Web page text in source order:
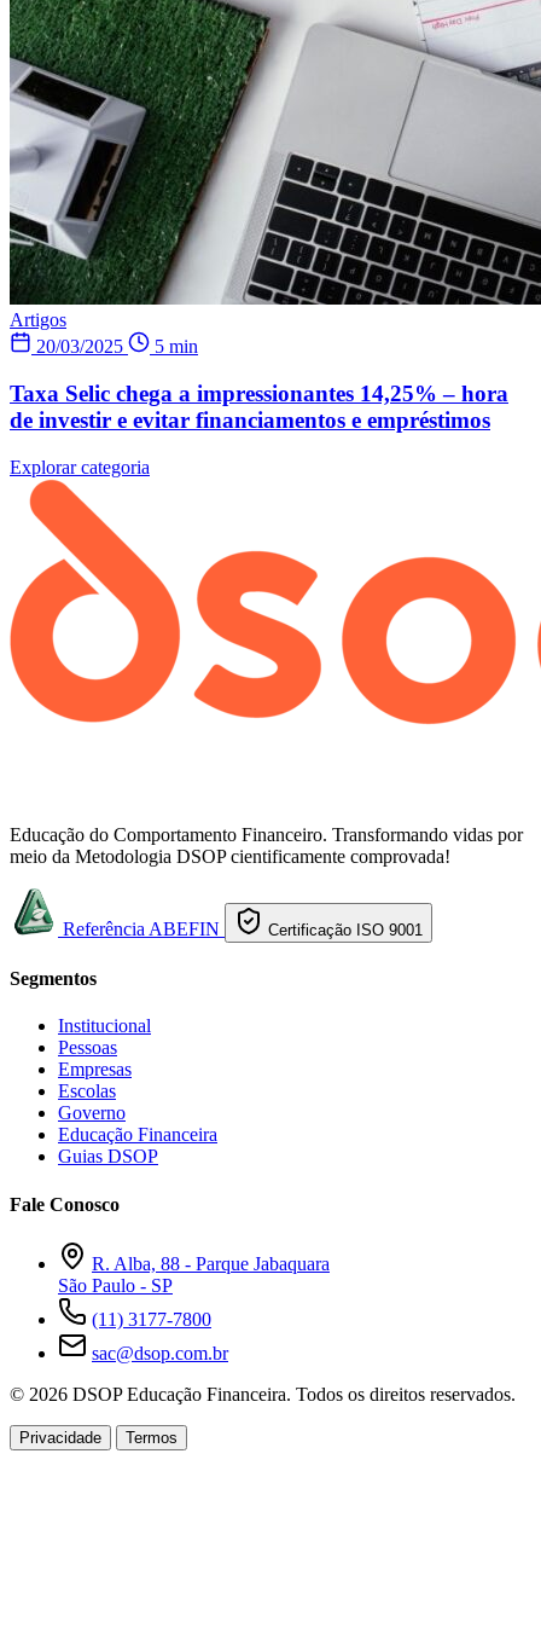
Artigos
20/03/2025
5 min
Taxa Selic chega a impressionantes 14,25% – hora
de investir e evitar financiamentos e empréstimos
Explorar categoria
Educação do Comportamento Financeiro. Transformando vidas por
meio da Metodologia DSOP cientificamente comprovada!
Referência ABEFIN Certificação ISO 9001
Segmentos
Institucional
Pessoas
Empresas
Escolas
Governo
Educação Financeira
Guias DSOP
Fale Conosco
R. Alba, 88 - Parque Jabaquara
São Paulo - SP
(11) 3177-7800
sac@dsop.com.br
© 2026 DSOP Educação Financeira. Todos os direitos reservados.
Privacidade Termos